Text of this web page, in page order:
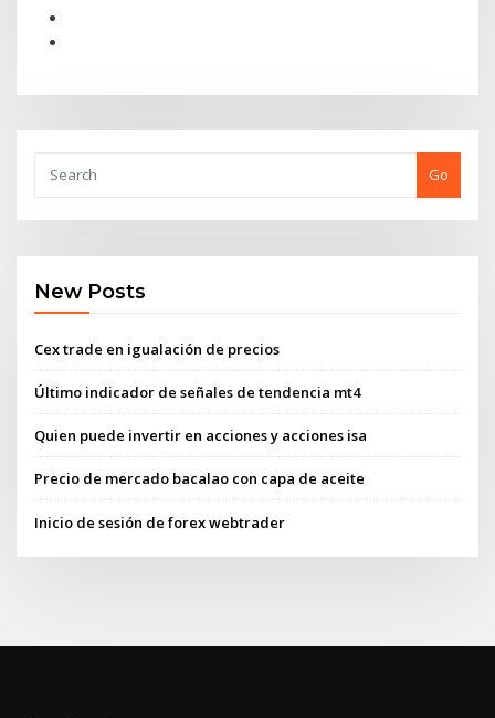
Go
New Posts
Cex trade en igualación de precios
Último indicador de señales de tendencia mt4
Quien puede invertir en acciones y acciones isa
Precio de mercado bacalao con capa de aceite
Inicio de sesión de forex webtrader